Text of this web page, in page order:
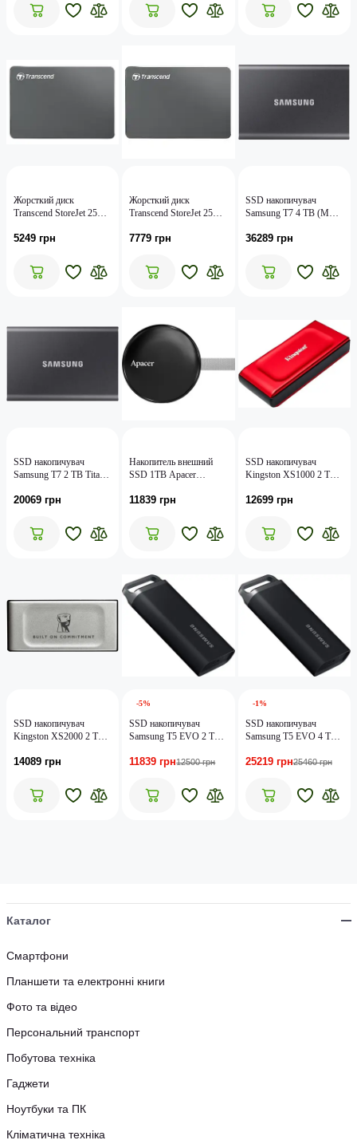
Жорсткий диск
Transcend StoreJet 25C3
5249 грн
Жорсткий диск
Transcend StoreJet 25C3
7779 грн
SSD накопичувач
Samsung T7 4 TB (MU-
36289 грн
SSD накопичувач
Samsung T7 2 TB Titan
PC2T0T/WW)
20069 грн
Накопитель внешний
SSD 1TB Apacer
Black (AP1TBAS725B-
11839 грн
SSD накопичувач
Kingston XS1000 2 TB
(SXS1000R/2000GA)
12699 грн
SSD накопичувач
Kingston XS2000 2 TB
14089 грн
-5%
SSD накопичувач
Samsung T5 EVO 2 TB
11839 грн12500 грн
-1%
SSD накопичувач
Samsung T5 EVO 4 TB
25219 грн25460 грн
Каталог
Смартфони
Планшети та електронні книги
Фото та відео
Персональний транспорт
Побутова техніка
Гаджети
Ноутбуки та ПК
Кліматична техніка